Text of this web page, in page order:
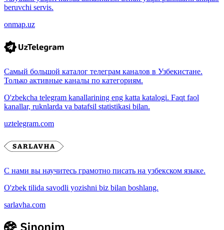
beruvchi servis.
onmap.uz
Самый большой каталог телеграм каналов в Узбекистане.
Только активные каналы по категориям.
O'zbekcha telegram kanallarining eng katta katalogi. Faqt faol
kanallar, ruknlarda va batafsil statistikasi bilan.
uztelegram.com
С нами вы научитесь грамотно писать на узбекском языке.
O'zbek tilida savodli yozishni biz bilan boshlang.
sarlavha.com